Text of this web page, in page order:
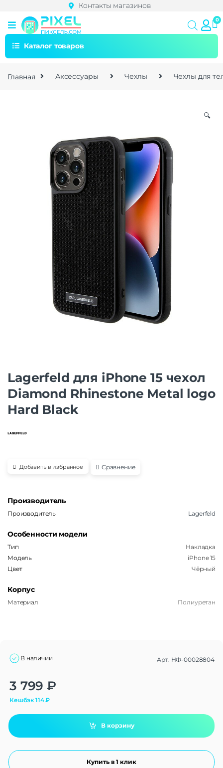
Контакты магазинов
Каталог товаров
Главная Аксессуары Чехлы Чехлы для
🔍
Lagerfeld для iPhone 15 чехол
Diamond Rhinestone Metal logo
Hard Black
Добавить в избранное Сравнение
Производитель
Производитель Lagerfeld
Особенности модели
Тип
Накладка
Модель
iPhone 15
Цвет
Чёрный
Корпус
Материал Полиуретан
В наличии Арт. НФ-00028804
3 799 ₽
Кешбэк114₽
В корзину
Купить в 1 клик
Alternative: